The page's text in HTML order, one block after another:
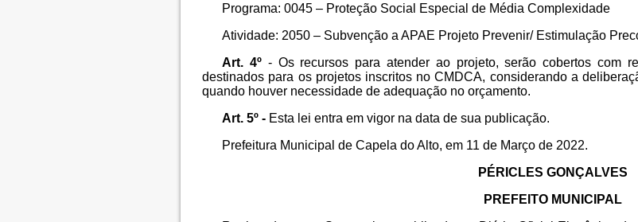
Programa: 0045 – Proteção Social Especial de Média Complexidade
Atividade: 2050 – Subvenção a APAE Projeto Prevenir/ Estimulação
Art. 4º - Os recursos para atender ao projeto, serão cobertos com
destinados para os projetos inscritos no CMDCA, considerando a
quando houver necessidade de adequação no orçamento.
Art. 5º - Esta lei entra em vigor na data de sua publicação.
Prefeitura Municipal de Capela do Alto, em 11 de Março de 2022.
PÉRICLES GONÇALVES
PREFEITO MUNICIPAL